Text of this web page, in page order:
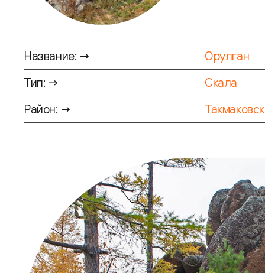
Название: →
Орулган
Тип: →
Скала
Район: →